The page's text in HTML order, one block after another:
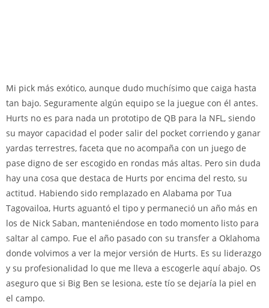
Mi pick más exótico, aunque dudo muchísimo que caiga hasta
tan bajo. Seguramente algún equipo se la juegue con él antes.
Hurts no es para nada un prototipo de QB para la NFL, siendo
su mayor capacidad el poder salir del pocket corriendo y ganar
yardas terrestres, faceta que no acompaña con un juego de
pase digno de ser escogido en rondas más altas. Pero sin duda
hay una cosa que destaca de Hurts por encima del resto, su
actitud. Habiendo sido remplazado en Alabama por Tua
Tagovailoa, Hurts aguantó el tipo y permaneció un año más en
los de Nick Saban, manteniéndose en todo momento listo para
saltar al campo. Fue el año pasado con su transfer a Oklahoma
donde volvimos a ver la mejor versión de Hurts. Es su liderazgo
y su profesionalidad lo que me lleva a escogerle aquí abajo. Os
aseguro que si Big Ben se lesiona, este tío se dejaría la piel en
el campo.